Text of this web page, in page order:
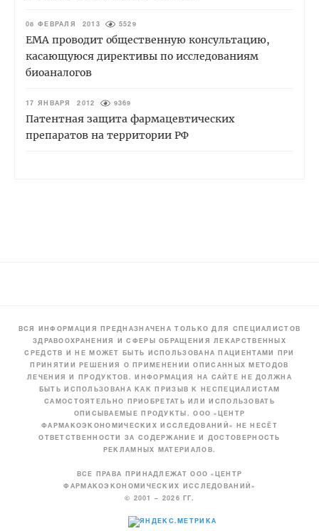
08 ФЕВРАЛЯ 2013 5529
ЕМА проводит общественную консультацию,
касающуюся директивы по исследованиям
биоаналогов
17 ЯНВАРЯ 2012 9369
Патентная защита фармацевтических
препаратов на территории РФ
ВСЯ ИНФОРМАЦИЯ ПРЕДНАЗНАЧЕНА ТОЛЬКО ДЛЯ СПЕЦИАЛИСТОВ
ЗДРАВООХРАНЕНИЯ И СФЕРЫ ОБРАЩЕНИЯ ЛЕКАРСТВЕННЫХ
СРЕДСТВ И НЕ МОЖЕТ БЫТЬ ИСПОЛЬЗОВАНА ПАЦИЕНТАМИ ПРИ
ПРИНЯТИИ РЕШЕНИЯ О ПРИМЕНЕНИИ ОПИСАННЫХ МЕТОДОВ
ЛЕЧЕНИЯ И ПРОДУКТОВ. ИНФОРМАЦИЯ НА САЙТЕ НЕ ДОЛЖНА
БЫТЬ ИСПОЛЬЗОВАНА КАК ПРИЗЫВ К НЕСПЕЦИАЛИСТАМ
САМОСТОЯТЕЛЬНО ПРИОБРЕТАТЬ ИЛИ ИСПОЛЬЗОВАТЬ
ОПИСЫВАЕМЫЕ ПРОДУКТЫ. ООО «ЦЕНТР
ФАРМАКОЭКОНОМИЧЕСКИХ ИССЛЕДОВАНИЙ» НЕ НЕСЁТ
ОТВЕТСТВЕННОСТИ ЗА СОДЕРЖАНИЕ И ДОСТОВЕРНОСТЬ
РЕКЛАМНЫХ МАТЕРИАЛОВ.
ВСЕ ПРАВА ПРИНАДЛЕЖАТ ООО «ЦЕНТР
ФАРМАКОЭКОНОМИЧЕСКИХ ИССЛЕДОВАНИЙ»
© 2001 – 2026 ГГ.